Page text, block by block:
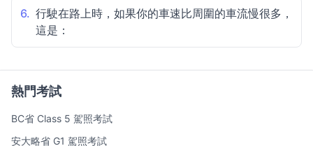
6. 行駛在路上時，如果你的車速比周圍的車流慢很多，
這是：
熱門考試
BC省 Class 5 駕照考試
安大略省 G1 駕照考試